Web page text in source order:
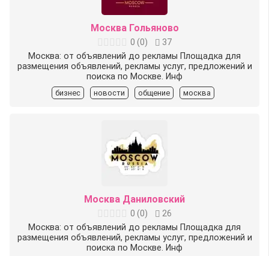
Москва Гольяново
0 (0)
37
Москва: от объявлений до рекламы Площадка для
размещения объявлений, рекламы услуг, предложений и
поиска по Москве. Инф
бизнес новости общение москва
Москва Даниловский
0 (0)
26
Москва: от объявлений до рекламы Площадка для
размещения объявлений, рекламы услуг, предложений и
поиска по Москве. Инф